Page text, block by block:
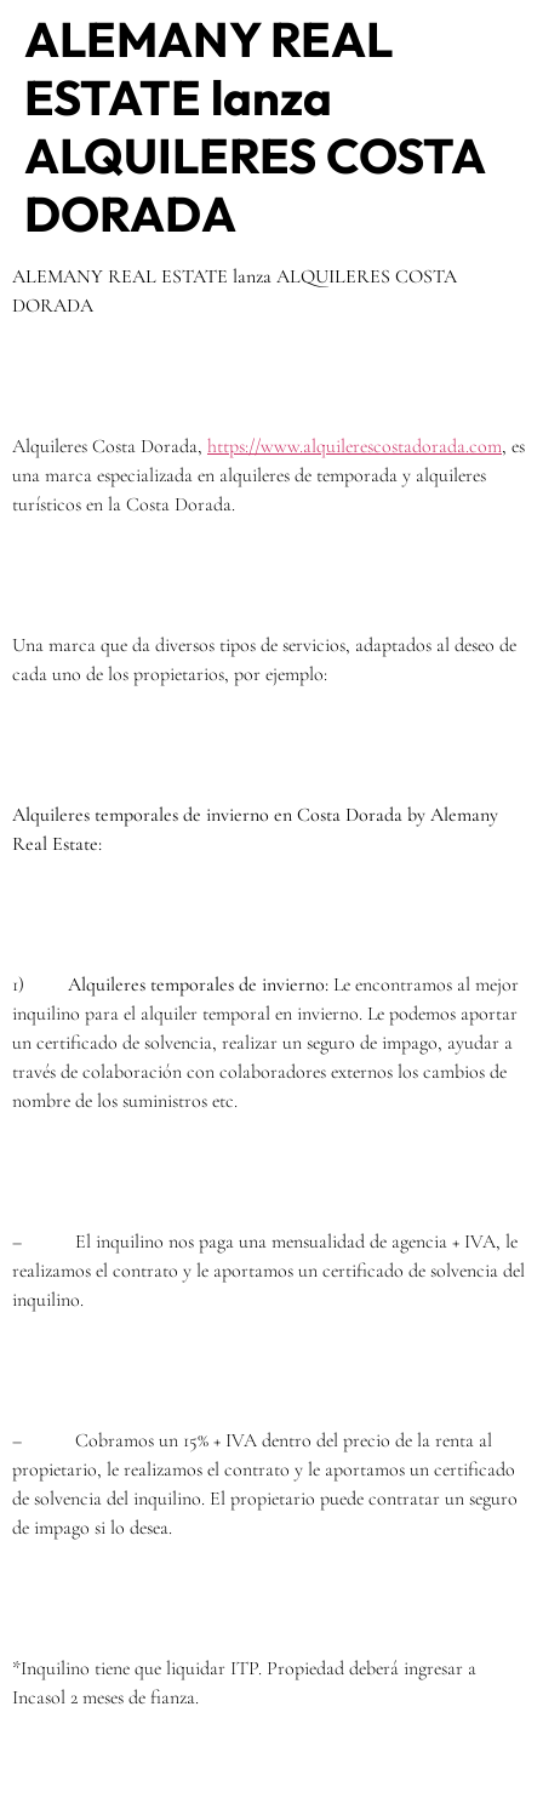
ALEMANY REAL
ESTATE lanza
ALQUILERES COSTA
DORADA
ALEMANY REAL ESTATE lanza ALQUILERES COSTA
DORADA
Alquileres Costa Dorada, https://www.alquilerescostadorada.com, es
una marca especializada en alquileres de temporada y alquileres
turísticos en la Costa Dorada.
Una marca que da diversos tipos de servicios, adaptados al deseo de
cada uno de los propietarios, por ejemplo:
Alquileres temporales de invierno en Costa Dorada by Alemany
Real Estate:
1) Alquileres temporales de invierno: Le encontramos al mejor
inquilino para el alquiler temporal en invierno. Le podemos aportar
un certificado de solvencia, realizar un seguro de impago, ayudar a
través de colaboración con colaboradores externos los cambios de
nombre de los suministros etc.
– El inquilino nos paga una mensualidad de agencia + IVA, le
realizamos el contrato y le aportamos un certificado de solvencia del
inquilino.
– Cobramos un 15% + IVA dentro del precio de la renta al
propietario, le realizamos el contrato y le aportamos un certificado
de solvencia del inquilino. El propietario puede contratar un seguro
de impago si lo desea.
*Inquilino tiene que liquidar ITP. Propiedad deberá ingresar a
Incasol 2 meses de fianza.